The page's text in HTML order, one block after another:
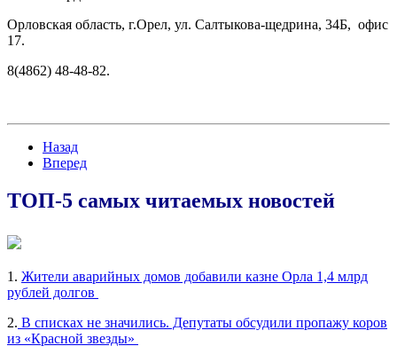
Орловская область, г.Орел, ул. Салтыкова-щедрина, 34Б, офис
17.
8(4862) 48-48-82.
Назад
Вперед
ТОП-5 самых читаемых новостей
1. Жители аварийных домов добавили казне Орла 1,4 млрд
рублей долгов
2. В списках не значились. Депутаты обсудили пропажу коров
из «Красной звезды»